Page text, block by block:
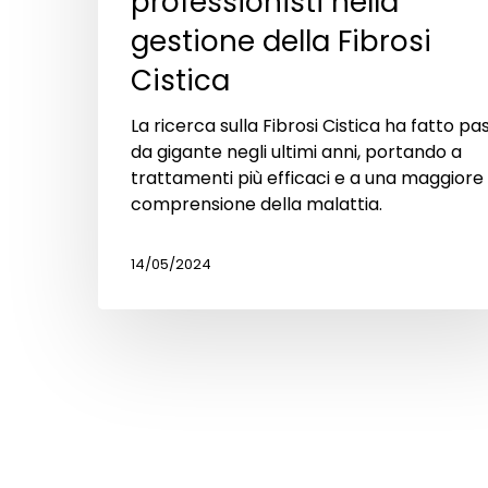
gestione della Fibrosi
Cistica
La ricerca sulla Fibrosi Cistica ha fatto
da gigante negli ultimi anni, portando a
trattamenti più efficaci e a una maggiore
comprensione della malattia.
14/05/2024